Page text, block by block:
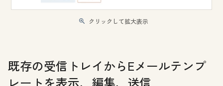
クリックして拡大表示
既存の受信トレイからEメールテンプ
レートを表示、編集、送信